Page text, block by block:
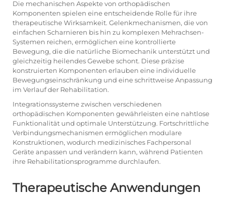
Die mechanischen Aspekte von orthopädischen
Komponenten spielen eine entscheidende Rolle für ihre
therapeutische Wirksamkeit. Gelenkmechanismen, die von
einfachen Scharnieren bis hin zu komplexen Mehrachsen-
Systemen reichen, ermöglichen eine kontrollierte
Bewegung, die die natürliche Biomechanik unterstützt und
gleichzeitig heilendes Gewebe schont. Diese präzise
konstruierten Komponenten erlauben eine individuelle
Bewegungseinschränkung und eine schrittweise Anpassung
im Verlauf der Rehabilitation.
Integrationssysteme zwischen verschiedenen
orthopädischen Komponenten gewährleisten eine nahtlose
Funktionalität und optimale Unterstützung. Fortschrittliche
Verbindungsmechanismen ermöglichen modulare
Konstruktionen, wodurch medizinisches Fachpersonal
Geräte anpassen und verändern kann, während Patienten
ihre Rehabilitationsprogramme durchlaufen.
Therapeutische Anwendungen